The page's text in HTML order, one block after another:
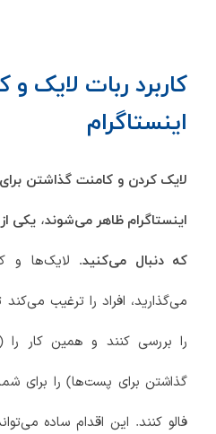
کاربرد ربات لایک و
اینستاگرام
لایک کردن و کامنت گذاشتن
اینستاگرام ظاهر می‌شوند، یکی
که دنبال می‌کنید. لایک‌ها و
می‌گذارید، افراد را ترغیب
را بررسی کنند و همین کار
گذاشتن برای پست‌ها) را برای
فالو کنند. این اقدام ساده